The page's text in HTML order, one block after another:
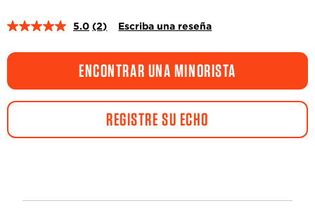
5.0 Lea
reseñas.
Enlace
en
la
misma
página.
(2) Escriba una reseña
ENCONTRAR UNA MINORISTA
REGISTRE SU ECHO